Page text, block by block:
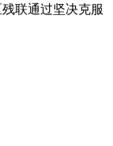
联通过坚决克服